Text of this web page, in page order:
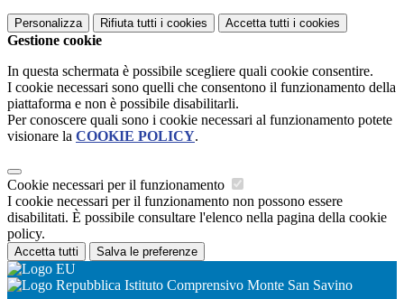
Personalizza Rifiuta tutti i cookies Accetta tutti i cookies
Gestione cookie
In questa schermata è possibile scegliere quali cookie consentire.
I cookie necessari sono quelli che consentono il funzionamento della
piattaforma e non è possibile disabilitarli.
Per conoscere quali sono i cookie necessari al funzionamento potete
visionare la COOKIE POLICY.
Cookie necessari per il funzionamento
I cookie necessari per il funzionamento non possono essere
disabilitati. È possibile consultare l'elenco nella pagina della cookie
policy.
Accetta tutti Salva le preferenze
Istituto Comprensivo Monte San Savino